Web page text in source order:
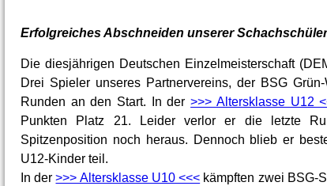
Erfolgreiches Abschneiden unserer Schachschüler
Die diesjährigen Deutschen Einzelmeisterschaft
Drei Spieler unseres Partnervereins, der BSG
Runden an den Start. In der>>> Altersklasse U12
Punkten Platz 21. Leider verlor er die letzte
Spitzenposition noch heraus. Dennoch blieb er
U12-Kinder teil.
In der>>> Altersklasse U10 <<< kämpften zwei BSG-